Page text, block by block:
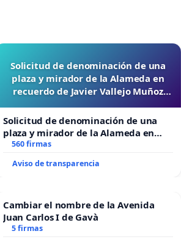
Solicitud de denominación de una
plaza y mirador de la Alameda en
recuerdo de Javier Vallejo Muñoz
Solicitud de denominación de una
plaza y mirador de la Alameda en
recuerdo de Javier Vallejo Muñoz
“Mazinger”
560 firmas
Aviso de transparencia
Cambiar el nombre de la Avenida
Juan Carlos I de Gavà
5 firmas